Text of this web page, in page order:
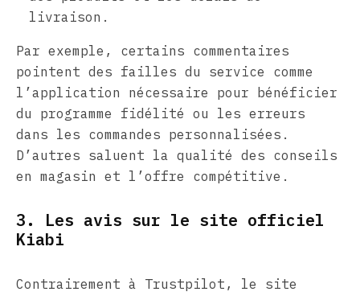
livraison.
Par exemple, certains commentaires
pointent des failles du service comme
l’application nécessaire pour bénéficier
du programme fidélité ou les erreurs
dans les commandes personnalisées.
D’autres saluent la qualité des conseils
en magasin et l’offre compétitive.
3. Les avis sur le site officiel
Kiabi
Contrairement à Trustpilot, le site